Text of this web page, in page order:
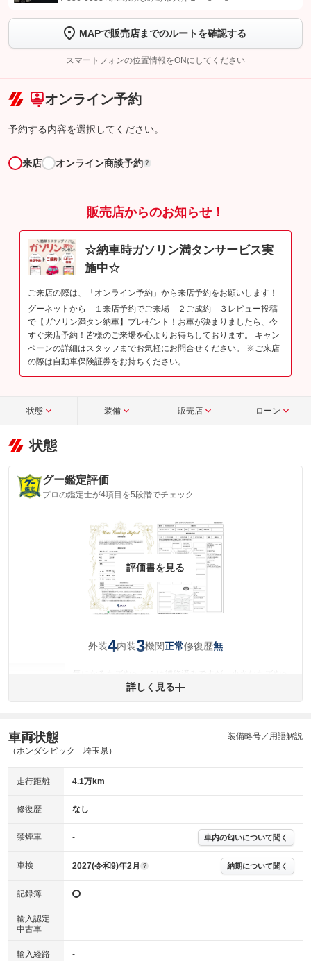
トーク画面で
ボタンをタップして問い合わせを
完了してください。
こちら
MAPで販売店までのルートを確認する
スマートフォンの位置情報をONにしてください
オンライン予約
予約する内容を選択してください。
来店 オンライン商談予約 ?
販売店からのお知らせ！
☆納車時ガソリン満タンサービス実
施中☆
ご来店の際は、「オンライン予約」から来店予約をお願いします！
グーネットから １来店予約でご来場 ２ご成約 ３レビュー投稿
で【ガソリン満タン納車】プレゼント！お車が決まりましたら、今
すぐ来店予約！皆様のご来場を心よりお待ちしております。 キャン
ペーンの詳細はスタッフまでお気軽にお問合せください。 ※ご来店
の際は自動車保険証券をお持ちください。
状態 装備 販売店 ローン
状態
グー鑑定評価
プロの鑑定士が4項目を5段階でチェック
評価書を見る
外装4内装3機関正常修復歴無
コミが残っています。
(内装状態)
機関 主要機関に不具合はありません。
修復歴 詳細は鑑定書をご確認ください。
※グー鑑定は保証サービスではございません。購入時は必ず現車をご確認
※実際にお渡しするコンディションチェックシートにつきましては、形式
※グー鑑定の評価はあくまでも記載している鑑定日の鑑定結果となりま
す。車両情報等の詳細は各販売店へお問い合わせ下さい。
詳しく見る
車両状態
（ホンダシビック 埼玉県）
装備略号／用語解説
走行距離 4.1万km
修復歴 なし
禁煙車 - 車内の匂いについて聞く
車検 2027(令和9)年2月 ? 納期について聞く
記録簿
輸入認定
中古車
-
輸入経路 -